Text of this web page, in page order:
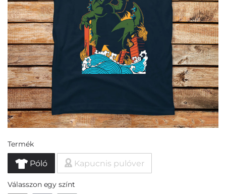
Termék
Póló Kapucnis pulóver
Válasszon egy színt